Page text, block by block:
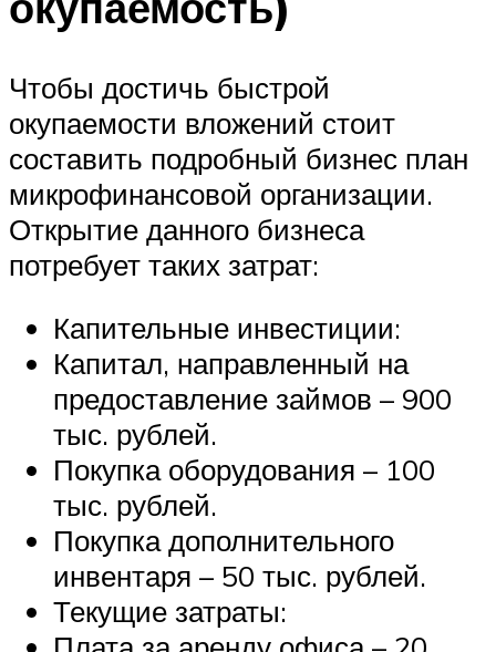
Чтобы достичь быстрой
окупаемости вложений стоит
составить подробный бизнес план
микрофинансовой организации.
Открытие данного бизнеса
потребует таких затрат:
Капительные инвестиции:
Капитал, направленный на
предоставление займов – 900
тыс. рублей.
Покупка оборудования – 100
тыс. рублей.
Покупка дополнительного
инвентаря – 50 тыс. рублей.
Текущие затраты: